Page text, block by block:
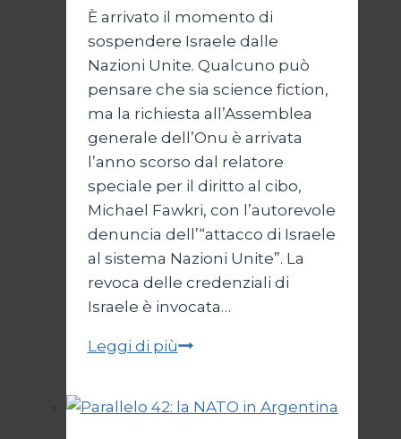
È arrivato il momento di
sospendere Israele dalle
Nazioni Unite. Qualcuno può
pensare che sia science fiction,
ma la richiesta all’Assemblea
generale dell’Onu è arrivata
l’anno scorso dal relatore
speciale per il diritto al cibo,
Michael Fawkri, con l’autorevole
denuncia dell’“attacco di Israele
al sistema Nazioni Unite”. La
revoca delle credenziali di
Israele è invocata…
Leggi di piùOnu
Israele